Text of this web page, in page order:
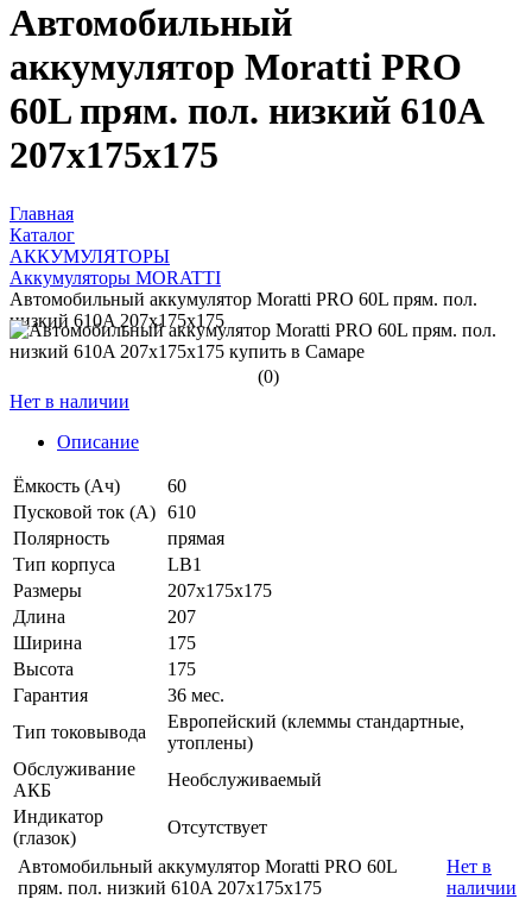
Автомобильный
аккумулятор Moratti PRO
60L прям. пол. низкий 610A
207x175x175
Главная
Каталог
АККУМУЛЯТОРЫ
Аккумуляторы MORATTI
Автомобильный аккумулятор Moratti PRO 60L прям. пол.
низкий 610A 207x175x175
(0)
Нет в наличии
Описание
Ёмкость (Ач)
60
Пусковой ток (А) 610
Полярность
прямая
Тип корпуса
LB1
Размеры
207x175x175
Длина
207
Ширина
175
Высота
175
Гарантия
36 мес.
Тип токовывода
Европейский (клеммы стандартные,
утоплены)
Обслуживание
АКБ
Необслуживаемый
Индикатор
(глазок)
Отсутствует
Автомобильный аккумулятор Moratti PRO 60L
прям. пол. низкий 610A 207x175x175
Нет в
наличии